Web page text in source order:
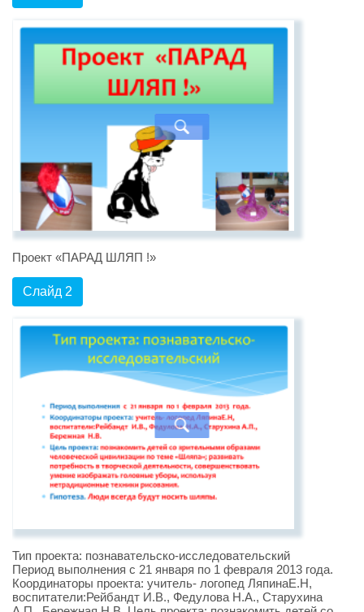
Проект «ПАРАД ШЛЯП !»
Слайд 2
Тип проекта: познавательско-исследовательский
Период выполнения с 21 января по 1 февраля 2013 года.
Координаторы проекта: учитель- логопед ЛяпинаЕ.Н,
воспитатели:Рейбандт И.В., Федулова Н.А., Старухина